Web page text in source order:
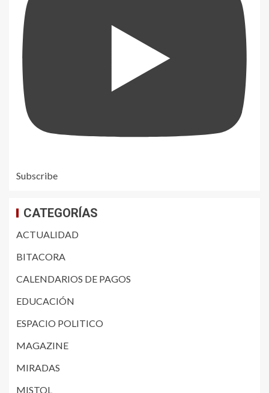
Subscribe
CATEGORÍAS
ACTUALIDAD
BITACORA
CALENDARIOS DE PAGOS
EDUCACIÓN
ESPACIO POLITICO
MAGAZINE
MIRADAS
MISTOL